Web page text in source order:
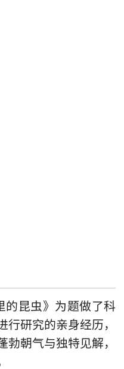
的昆虫》为题做了科
行研究的亲身经历，
勃朝气与独特见解，